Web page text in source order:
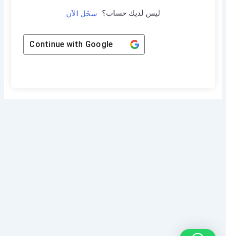
ليس لديك حساب؟ سجّل الآن
Continue with Google